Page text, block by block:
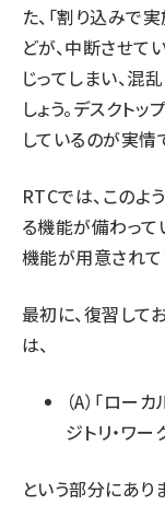
た、「割り込みで
どが、中断させて
じってしまい、混
しょう。デスクト
しているのが実情
RTCでは、このよ
る機能が備わって
機能が用意されて
最初に、復習して
は、
（A）「ロー
ジトリ・ワー
という部分にあり